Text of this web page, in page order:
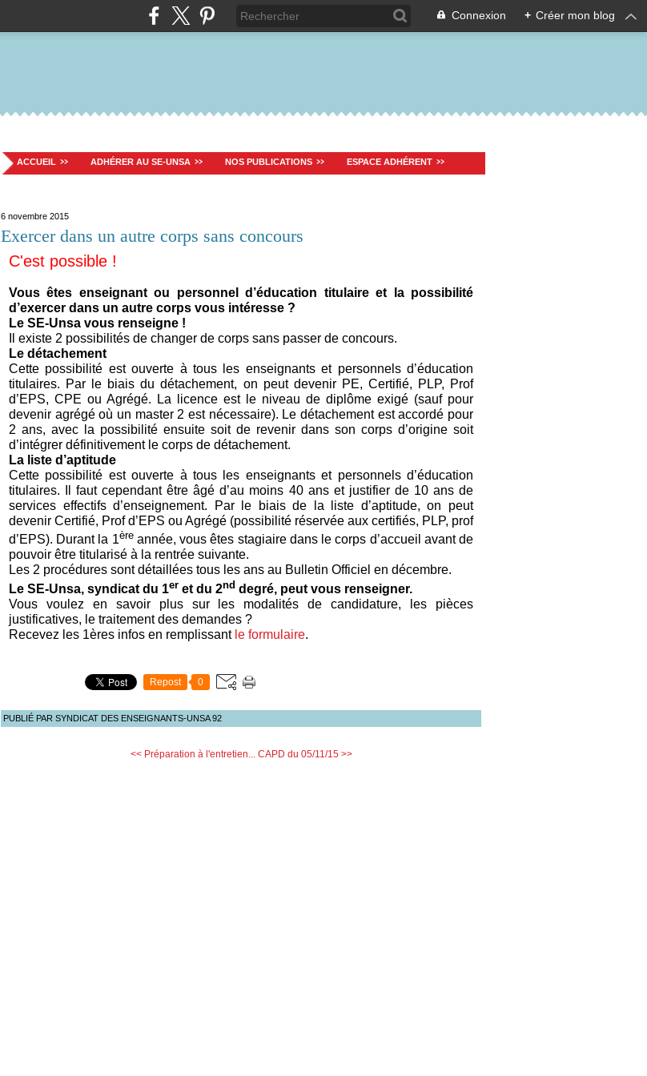
Connexion + Créer mon blog
ACCUEIL ADHÉRER AU SE-UNSA NOS PUBLICATIONS ESPACE ADHÉRENT
6 novembre 2015
Exercer dans un autre corps sans concours
C'est possible !
Vous êtes enseignant ou personnel d’éducation titulaire et la possibilité
d’exercer dans un autre corps vous intéresse ?
Le SE-Unsa vous renseigne !
Il existe 2 possibilités de changer de corps sans passer de concours.
Le détachement
Cette possibilité est ouverte à tous les enseignants et personnels d’éducation
titulaires. Par le biais du détachement, on peut devenir PE, Certifié, PLP, Prof
d’EPS, CPE ou Agrégé. La licence est le niveau de diplôme exigé (sauf pour
devenir agrégé où un master 2 est nécessaire). Le détachement est accordé pour
2 ans, avec la possibilité ensuite soit de revenir dans son corps d’origine soit
d’intégrer définitivement le corps de détachement.
La liste d’aptitude
Cette possibilité est ouverte à tous les enseignants et personnels d’éducation
titulaires. Il faut cependant être âgé d’au moins 40 ans et justifier de 10 ans de
services effectifs d’enseignement. Par le biais de la liste d’aptitude, on peut
devenir Certifié, Prof d’EPS ou Agrégé (possibilité réservée aux certifiés, PLP, prof
d’EPS). Durant la 1èreannée, vous êtes stagiaire dans le corps d’accueil avant de
pouvoir être titularisé à la rentrée suivante.
Les 2 procédures sont détaillées tous les ans au Bulletin Officiel en décembre.
Le SE-Unsa, syndicat du 1er et du 2nd degré, peut vous renseigner.
Vous voulez en savoir plus sur les modalités de candidature, les pièces
justificatives, le traitement des demandes ?
Recevez les 1ères infos en remplissant le formulaire.
Repost 0
PUBLIÉ PAR SYNDICAT DES ENSEIGNANTS-UNSA 92
<< Préparation à l'entretien... CAPD du 05/11/15 >>